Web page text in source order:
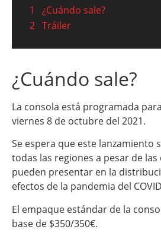
1
¿Cuándo sale?
2 Tráiler
¿Cuándo sale?
La consola está programada
viernes 8 de octubre del 2021.
Se espera que este lanzamiento
todas las regiones a pesar de
pueden presentar en la
efectos de la pandemia del
El empaque estándar de la
base de $350/350€.